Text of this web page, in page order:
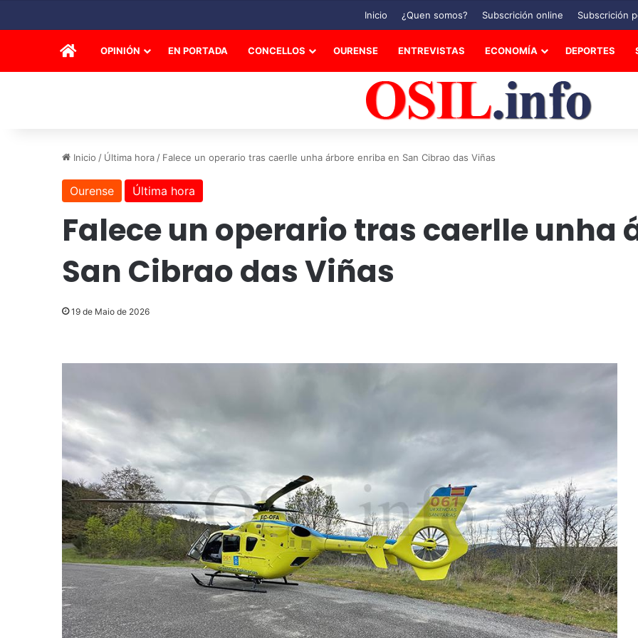
Inicio ¿Quen somos? Subscrición online Subscrición
INICIOOPINIÓN EN PORTADA CONCELLOS OURENSE ENTREVISTAS ECONOMÍA DEPORTES
Inicio / Última hora / Falece un operario tras caerlle unha árbore enriba en San Cibrao das Viñas
Ourense Última hora
Falece un operario tras caerlle unha
San Cibrao das Viñas
19 de Maio de 2026